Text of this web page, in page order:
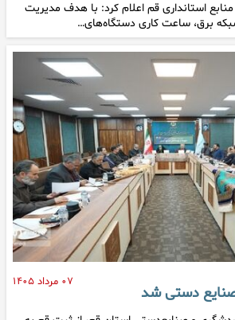
استانداری قم اعلام کرد: با هدف مدیریت
برق، ساعت کاری دستگاه‌های…
۰۷ مرداد ۱۴۰۵
دستی شد